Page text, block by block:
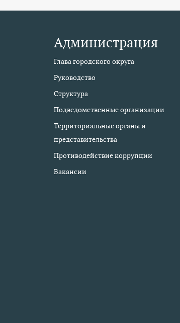
Администрация
Глава городского округа
Руководство
Структура
Подведомственные организации
Территориальные органы и
представительства
Противодействие коррупции
Вакансии